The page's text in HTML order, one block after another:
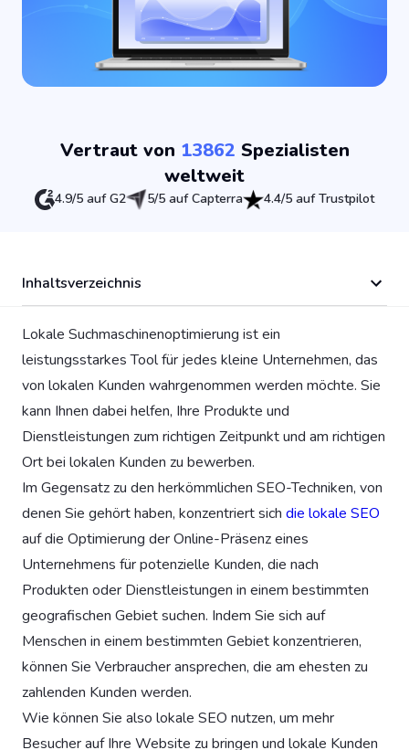
Vertraut von 13862 Spezialisten
weltweit
4.9/5 auf G2 5/5 auf Capterra 4.4/5 auf Trustpilot
Inhaltsverzeichnis
Lokale Suchmaschinenoptimierung ist ein
leistungsstarkes Tool für jedes kleine Unternehmen, das
von lokalen Kunden wahrgenommen werden möchte. Sie
kann Ihnen dabei helfen, Ihre Produkte und
Dienstleistungen zum richtigen Zeitpunkt und am richtigen
Ort bei lokalen Kunden zu bewerben.
Im Gegensatz zu den herkömmlichen SEO-Techniken, von
denen Sie gehört haben, konzentriert sich die lokale SEO
auf die Optimierung der Online-Präsenz eines
Unternehmens für potenzielle Kunden, die nach
Produkten oder Dienstleistungen in einem bestimmten
geografischen Gebiet suchen. Indem Sie sich auf
Menschen in einem bestimmten Gebiet konzentrieren,
können Sie Verbraucher ansprechen, die am ehesten zu
zahlenden Kunden werden.
Wie können Sie also lokale SEO nutzen, um mehr
Besucher auf Ihre Website zu bringen und lokale Kunden